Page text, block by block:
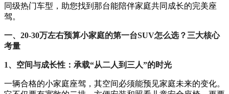
同级热门车型，助您找到那台能陪伴家庭共同成长的完美座
驾。
一、20-30万左右预算小家庭的第一台SUV怎么选？三大核心
考量
1、空间与成长性：承载“从二人到三人”的时光
一辆合格的小家庭座驾，其空间必须能预见家庭未来的变化。